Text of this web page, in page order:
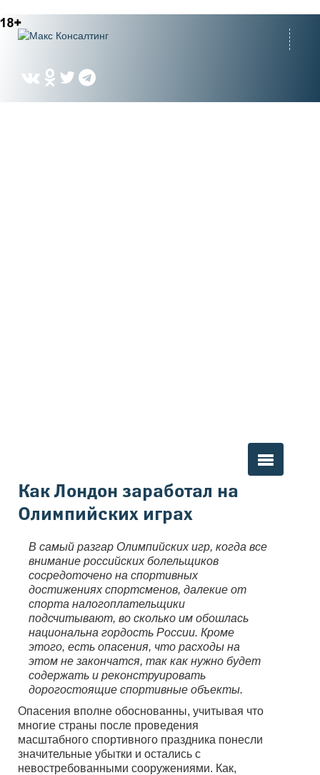
Вы здесь
Как Лондон заработал на
Олимпийских играх
В самый разгар Олимпийских игр, когда все
внимание российских болельщиков
сосредоточено на спортивных
достижениях спортсменов, далекие от
спорта налогоплательщики
подсчитывают, во сколько им обошлась
национальна гордость России. Кроме
этого, есть опасения, что расходы на
этом не закончатся, так как нужно будет
содержать и реконструировать
дорогостоящие спортивные объекты.
Опасения вполне обоснованны, учитывая что
многие страны после проведения
масштабного спортивного праздника понесли
значительные убытки и остались с
невостребованными сооружениями. Как,